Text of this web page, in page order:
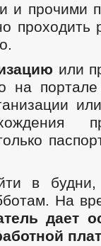
и прочими
проходить
или
на портале
в
На
дает